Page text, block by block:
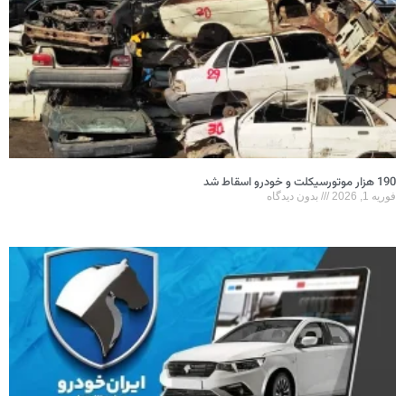
190 هزار موتورسیکلت و خودرو اسقاط شد
فوریه 1, 2026 بدون دیدگاه